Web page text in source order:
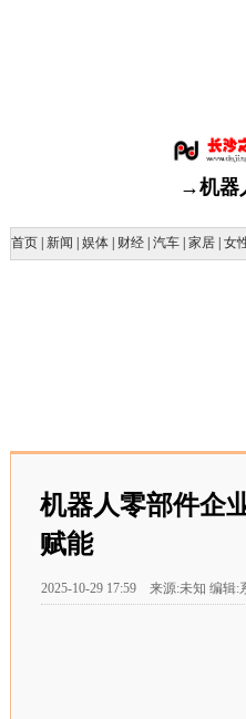
→机器
首页 新闻 娱体 财经 汽车 家居 女
机器人零部件企
赋能
2025-10-29 17:59 来源:未知 编辑: